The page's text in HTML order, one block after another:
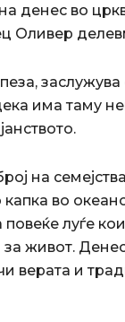
денес во
Оливер
има таму
на
во
луѓе
живот.
верата и